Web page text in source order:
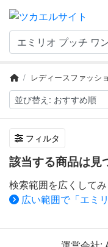
レディースファッシ
フィルタ
該当する商品は見
検索範囲を広くして
広い範囲で「エミ